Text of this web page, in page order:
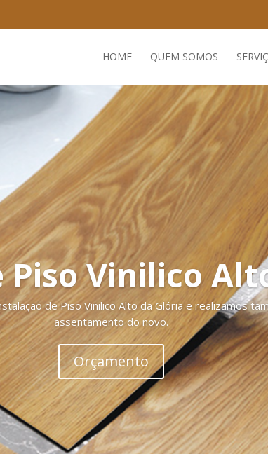
HOME QUEM SOMOS
Vinilico
de Piso Vinilico Alto da Glória e realizamos
assentamento do novo.
Orçamento